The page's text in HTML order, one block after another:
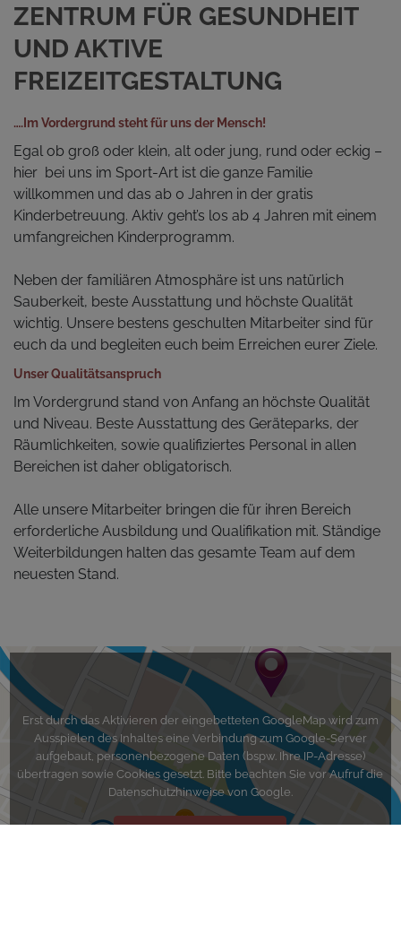
ZENTRUM FÜR GESUNDHEIT
UND AKTIVE
FREIZEITGESTALTUNG
….Im Vordergrund steht für uns der Mensch!
Egal ob groß oder klein, alt oder jung, rund oder eckig –
hier bei uns im Sport-Art ist die ganze Familie
willkommen und das ab 0 Jahren in der gratis
Kinderbetreuung. Aktiv geht’s los ab 4 Jahren mit einem
umfangreichen Kinderprogramm.
Neben der familiären Atmosphäre ist uns natürlich
Sauberkeit, beste Ausstattung und höchste Qualität
wichtig. Unsere bestens geschulten Mitarbeiter sind für
euch da und begleiten euch beim Erreichen eurer Ziele.
Unser Qualitätsanspruch
Im Vordergrund stand von Anfang an höchste Qualität
und Niveau. Beste Ausstattung des Geräteparks, der
Räumlichkeiten, sowie qualifiziertes Personal in allen
Bereichen ist daher obligatorisch.
Alle unsere Mitarbeiter bringen die für ihren Bereich
erforderliche Ausbildung und Qualifikation mit. Ständige
Weiterbildungen halten das gesamte Team auf dem
neuesten Stand.
Erst durch das Aktivieren der eingebetteten GoogleMap wird zum
Ausspielen des Inhaltes eine Verbindung zum Google-Server
aufgebaut, personenbezogene Daten (bspw. Ihre IP-Adresse)
übertragen sowie Cookies gesetzt. Bitte beachten Sie vor Aufruf die
Datenschutzhinweise von Google.